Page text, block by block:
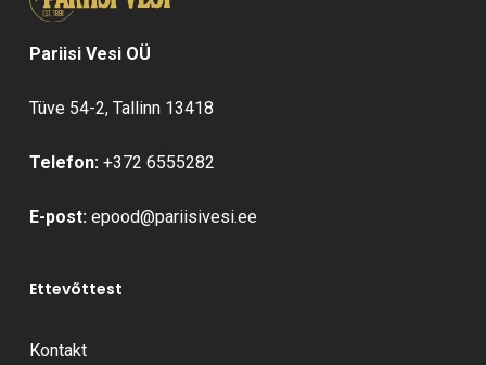
Pariisi Vesi OÜ
Tüve 54-2, Tallinn 13418
Telefon: +372 6555282
E-post: epood@pariisivesi.ee
Ettevõttest
Kontakt